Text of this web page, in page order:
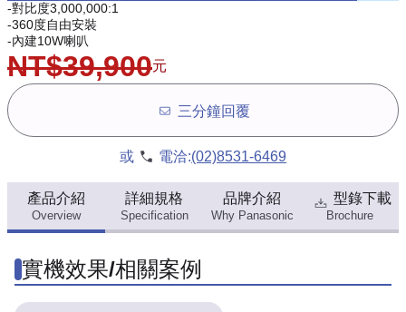
-對比度3,000,000:1
-360度自由安裝
-內建10W喇叭
NT$39,900元
三分鐘回覆
或 電洽:(02)8531-6469
產品介紹
Overview
詳細規格
Specification
品牌介紹
Why Panasonic
型錄下載
Brochure
實機效果/相關案例